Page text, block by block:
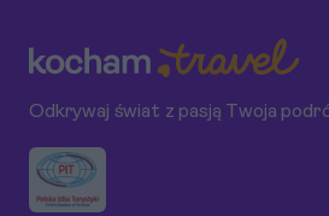
pływania i relaksu. W
przedstawimy Ci nie
tylko najlepsze
sposoby dotarcia do
Ksamilu, ale także
Ksamilu,
w pełni cieszyć
Odkrywaj świat z pasją Twoja